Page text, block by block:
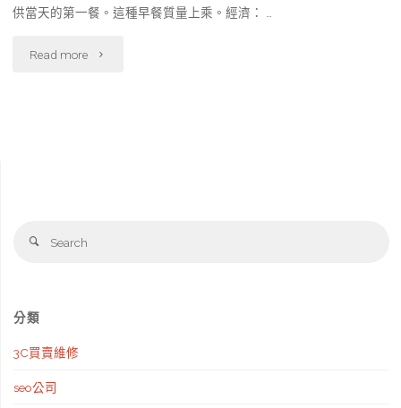
供當天的第一餐。這種早餐質量上乘。經濟： …
Read more "逢
Search
分類
3C買賣維修
seo公司